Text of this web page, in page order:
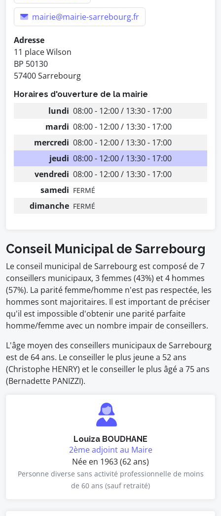
mairie@mairie-sarrebourg.fr
Adresse
11 place Wilson
BP 50130
57400 Sarrebourg
Horaires d'ouverture de la mairie
lundi 08:00 - 12:00 / 13:30 - 17:00
mardi 08:00 - 12:00 / 13:30 - 17:00
mercredi 08:00 - 12:00 / 13:30 - 17:00
jeudi 08:00 - 12:00 / 13:30 - 17:00
vendredi 08:00 - 12:00 / 13:30 - 17:00
samedi FERMÉ
dimanche FERMÉ
Conseil Municipal de Sarrebourg
Le conseil municipal de Sarrebourg est composé de 7
conseillers municipaux, 3 femmes (43%) et 4 hommes
(57%). La parité femme/homme n'est pas respectée, les
hommes sont majoritaires. Il est important de préciser
qu'il est impossible d'obtenir une parité parfaite
homme/femme avec un nombre impair de conseillers.
L'âge moyen des conseillers municipaux de Sarrebourg
est de 64 ans. Le conseiller le plus jeune a 52 ans
(Christophe HENRY) et le conseiller le plus âgé a 75 ans
(Bernadette PANIZZI).
Louiza BOUDHANE
2ème adjoint au Maire
Née en 1963 (62 ans)
Personne diverse sans activité professionnelle de moins
de 60 ans (sauf retraité)